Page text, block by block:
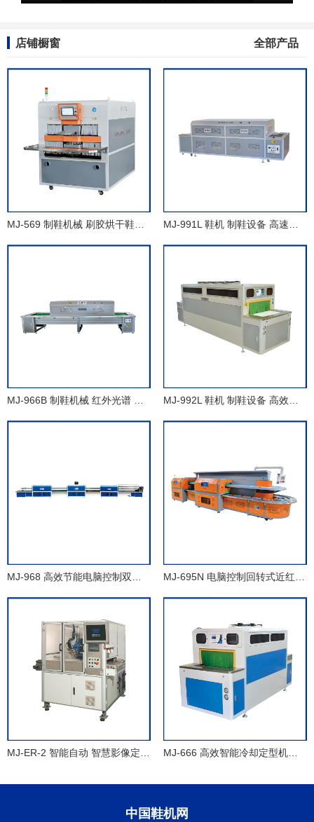
店铺橱窗 全部产品
MJ-966B 制鞋机械 红外光谱 辐射渗透 恒温补胶线 MJ-992L 鞋机 制鞋设备 高效智能 快速回流 冷却定型机
MJ-ER-2 智能自动 智慧影像定位自动喷涂机 MJ-666 高效智能冷却定型机（新款）
中国鞋机网